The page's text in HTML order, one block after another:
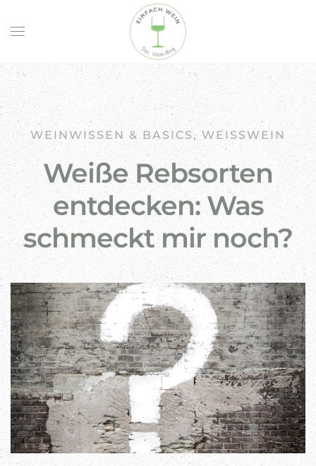
Skip to main content
WEINWISSEN & BASICS, WEISSWEIN
Weiße Rebsorten
entdecken: Was
schmeckt mir noch?